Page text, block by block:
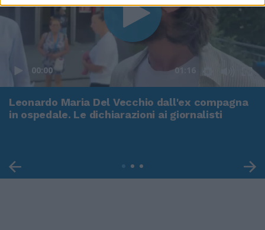
00:00 01:16
Leonardo Maria Del Vecchio dall'ex compagna
in ospedale. Le dichiarazioni ai giornalisti